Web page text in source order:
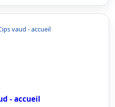
- accueil